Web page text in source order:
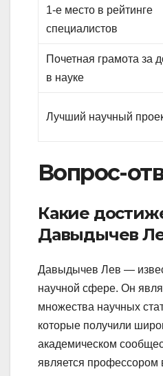
1-е место в рейтинге
специалистов
Почетная грамота за
в науке
Лучший научный
Вопрос-
Какие
Давыдычев
Давыдычев Лев —
научной сфере. Он
множества научных
которые получили
академическом
является профессором